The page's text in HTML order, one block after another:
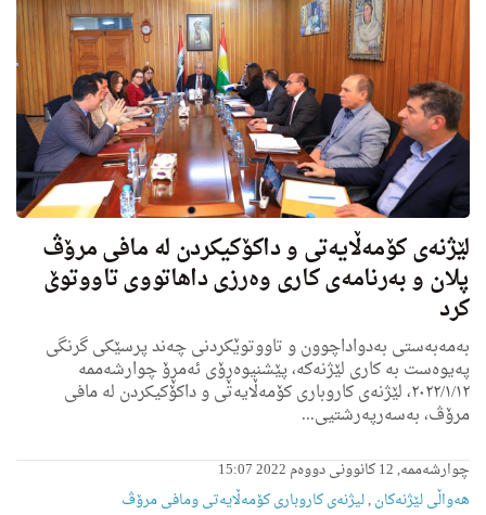
لێژنەی کۆمەڵایەتی و داکۆکیکردن لە مافی مرۆڤ
پلان و بەرنامەی کاری وه‌رزى داهاتووى تاووتوێ
كرد
بەمەبەستی بەدواداچوون و تاووتوێکردنی چەند پرسێکی گرنگی
پەیوەست بە کاری لێژنەکە، پێشنیوەڕۆی ئەمڕۆ چوارشەممە
٢٠٢٢/١/١٢، لێژنەی كاروبارى کۆمەڵایەتی و داکۆکیکردن لە مافی
مرۆڤ، بەسەرپەرشتیی...
چوارشەممە, 12 کانوونی دووەم 2022 15:07
هه‌واڵى لێژنه‌كان,لیژنه‌ى کاروباری کۆمەڵایەتی ومافی مرۆڤ